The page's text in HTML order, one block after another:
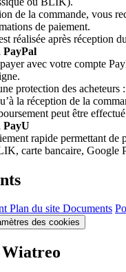
de la commande, vous
de paiement.
réalisée après réception
PayPal
avec votre compte
protection des acheteurs
la réception de la
peut être
PayU
rapide permettant de
carte bancaire, Google
Plan du site Documents
des cookies
Wiatreo